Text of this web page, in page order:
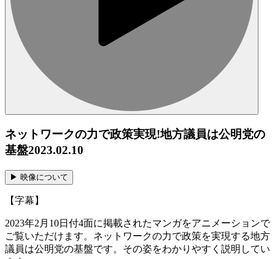
ネットワークの力で政策実現!地方議員は公明党の
基盤2023.02.10
▶︎ 映像について
【字幕】
2023年2月10日付4面に掲載されたマンガをアニメーションで
ご覧いただけます。ネットワークの力で政策を実現する地方
議員は公明党の基盤です。その姿をわかりやすく説明してい